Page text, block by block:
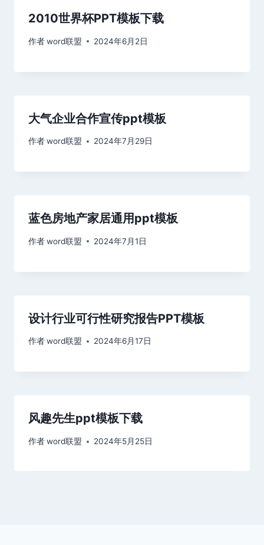
2010世界杯PPT模板下载
作者word联盟 2024年6月2日
大气企业合作宣传ppt模板
作者word联盟 2024年7月29日
蓝色房地产家居通用ppt模板
作者word联盟 2024年7月1日
设计行业可行性研究报告PPT模板
作者word联盟 2024年6月17日
风趣先生ppt模板下载
作者word联盟 2024年5月25日